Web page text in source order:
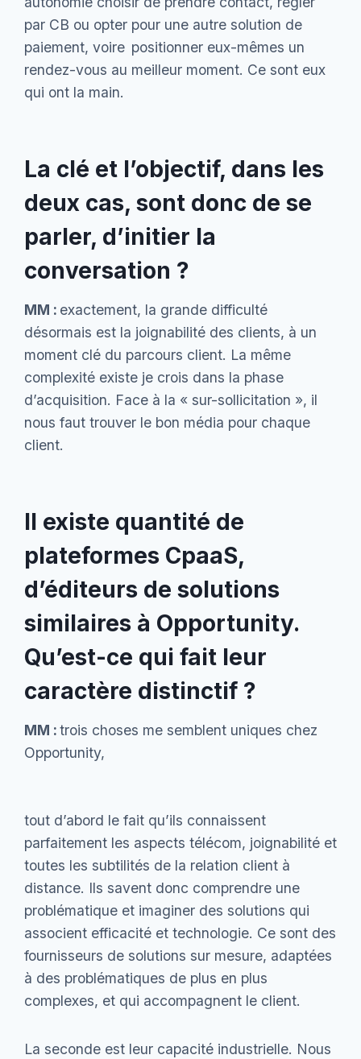
par CB ou opter pour une autre solution de
paiement, voire positionner eux-mêmes un
rendez-vous au meilleur moment. Ce sont eux
qui ont la main.
La clé et l’objectif, dans les
deux cas, sont donc de se
parler, d’initier la
conversation ?
MM : exactement, la grande difficulté
désormais est la joignabilité des clients, à un
moment clé du parcours client. La même
complexité existe je crois dans la phase
d’acquisition. Face à la « sur-sollicitation », il
nous faut trouver le bon média pour chaque
client.
Il existe quantité de
plateformes CpaaS,
d’éditeurs de solutions
similaires à Opportunity.
Qu’est-ce qui fait leur
caractère distinctif ?
MM :trois choses me semblent uniques chez
Opportunity,
tout d’abord le fait qu’ils connaissent
parfaitement les aspects télécom, joignabilité et
toutes les subtilités de la relation client à
distance. Ils savent donc comprendre une
problématique et imaginer des solutions qui
associent efficacité et technologie. Ce sont des
fournisseurs de solutions sur mesure, adaptées
à des problématiques de plus en plus
complexes, et qui accompagnent le client.
La seconde est leur capacité industrielle. Nous